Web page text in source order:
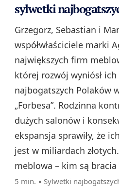
sylwetki
Grzegorz, Sebastian i
współwłaściciele marki
największych firm
której rozwój wyniósł
najbogatszych Polaków
„Forbesa”. Rodzinna
dużych salonów i
ekspansja sprawiły, że
jest w miliardach
meblowa – kim są
5 min. ▪ Sylwetki